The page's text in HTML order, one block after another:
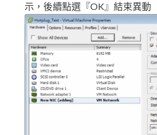
示，後續點選『OK』結束異動